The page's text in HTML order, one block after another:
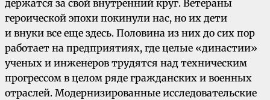
держатся за свой внутренний круг. Ветераны
героической эпохи покинули нас, но их дети
и внуки все еще здесь. Половина из них до сих пор
работает на предприятиях, где целые «династии»
ученых и инженеров трудятся над техническим
прогрессом в целом ряде гражданских и военных
отраслей. Модернизированные исследовательские